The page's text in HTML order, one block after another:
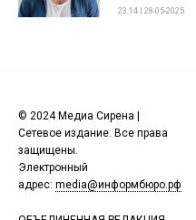
23:14 | 28-05-2025
© 2024 Медиа Сирена |
Сетевое издание. Все права
защищены.
Электронный
адрес: media@информбюро.рф